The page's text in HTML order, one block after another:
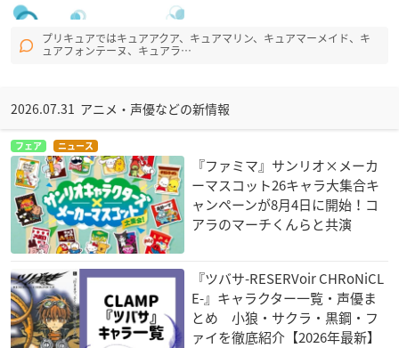
プリキュアではキュアアクア、キュアマリン、キュアマーメイド、キ
ュアフォンテーヌ、キュアラ…
2026.07.31 アニメ・声優などの新情報
フェア ニュース
『ファミマ』サンリオ×メーカ
ーマスコット26キャラ大集合キ
ャンペーンが8月4日に開始！コ
アラのマーチくんらと共演
『ツバサ-RESERVoir CHRoNiCL
E-』キャラクター一覧・声優ま
とめ 小狼・サクラ・黒鋼・フ
ァイを徹底紹介【2026年最新】